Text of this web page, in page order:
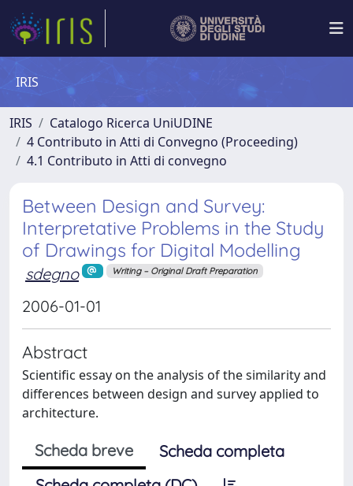
IRIS
IRIS
Catalogo Ricerca UniUDINE
4 Contributo in Atti di Convegno (Proceeding)
4.1 Contributo in Atti di convegno
Between Design and Survey:
Interpretative Problems in the Study
of Drawings for Digital Modelling
sdegno Writing – Original Draft Preparation
2006-01-01
Abstract
Scientific essay on the analysis of the similarity and
differences between design and survey applied to
architecture.
Scheda breve
Scheda completa